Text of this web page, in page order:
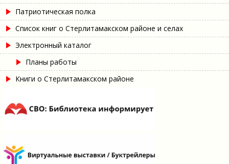
Патриотическая полка
Список книг о Стерлитамакском районе и селах
Электронный каталог
Планы работы
Книги о Стерлитамакском районе